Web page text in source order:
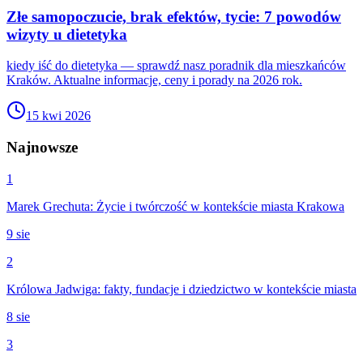
Złe samopoczucie, brak efektów, tycie: 7 powodów
wizyty u dietetyka
kiedy iść do dietetyka — sprawdź nasz poradnik dla mieszkańców
Kraków. Aktualne informacje, ceny i porady na 2026 rok.
15 kwi 2026
Najnowsze
1
Marek Grechuta: Życie i twórczość w kontekście miasta Krakowa
9 sie
2
Królowa Jadwiga: fakty, fundacje i dziedzictwo w kontekście miasta
8 sie
3